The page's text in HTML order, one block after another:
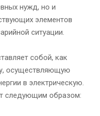
нужд, но и
элементов
ситуации.
собой, как
осуществляющую
в электрическую.
следующим образом: